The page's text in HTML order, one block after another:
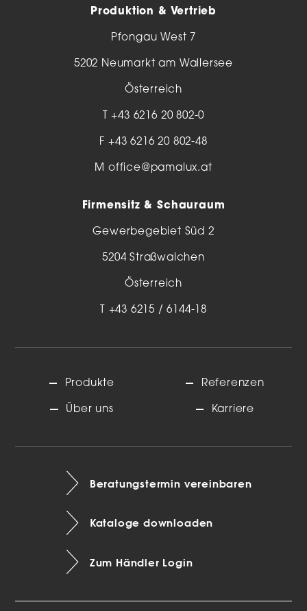
Produktion & Vertrieb
Pfongau West 7
5202 Neumarkt am Wallersee
Österreich
T+43 6216 20 802-0
F +43 6216 20 802-48
M office@pamalux.at
Firmensitz & Schauraum
Gewerbegebiet Süd 2
5204 Straßwalchen
Österreich
+43 6215 / 6144-18
Produkte
Über uns
Referenzen
Karriere
Beratungstermin vereinbaren
Kataloge downloaden
Zum Händler Login